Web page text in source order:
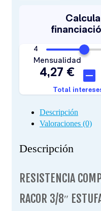
Descripción
Valoraciones (0)
Descripción
RESISTENCIA
RACOR 3/8″